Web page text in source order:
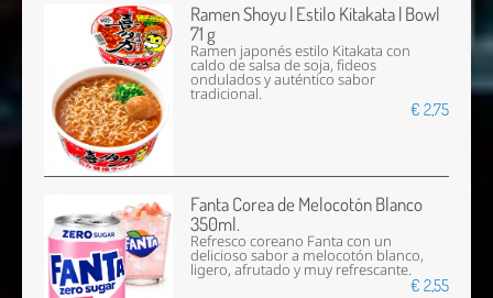
Ramen Shoyu | Estilo Kitakata | Bowl
71 g
Ramen japonés estilo Kitakata con
caldo de salsa de soja, fideos
ondulados y auténtico sabor
tradicional.
€ 2,75
Fanta Corea de Melocotón Blanco
350ml.
Refresco coreano Fanta con un
delicioso sabor a melocotón blanco,
ligero, afrutado y muy refrescante.
€ 2,55